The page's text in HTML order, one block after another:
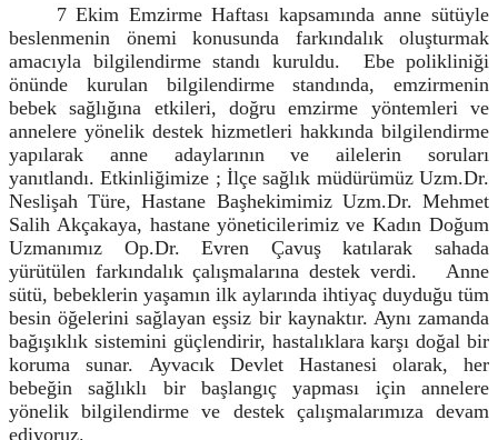
7 Ekim Emzirme Haftası kapsamında anne sütüyle
beslenmenin önemi konusunda farkındalık oluşturmak
amacıyla bilgilendirme standı kuruldu. Ebe polikliniği
önünde kurulan bilgilendirme standında, emzirmenin
bebek sağlığına etkileri, doğru emzirme yöntemleri ve
annelere yönelik destek hizmetleri hakkında bilgilendirme
yapılarak anne adaylarının ve ailelerin soruları
yanıtlandı.Etkinliğimize ; İlçe sağlık müdürümüz Uzm.Dr.
Neslişah Türe, Hastane Başhekimimiz Uzm.Dr. Mehmet
Salih Akçakaya, hastane yöneticilerimiz ve Kadın Doğum
Uzmanımız Op.Dr. Evren Çavuş katılarak sahada
yürütülen farkındalık çalışmalarına destek verdi. Anne
sütü, bebeklerin yaşamın ilk aylarında ihtiyaç duyduğu tüm
besin öğelerini sağlayan eşsiz bir kaynaktır. Aynı zamanda
bağışıklık sistemini güçlendirir, hastalıklara karşı doğal bir
koruma sunar. Ayvacık Devlet Hastanesi olarak, her
bebeğin sağlıklı bir başlangıç yapması için annelere
yönelik bilgilendirme ve destek çalışmalarımıza devam
ediyoruz.